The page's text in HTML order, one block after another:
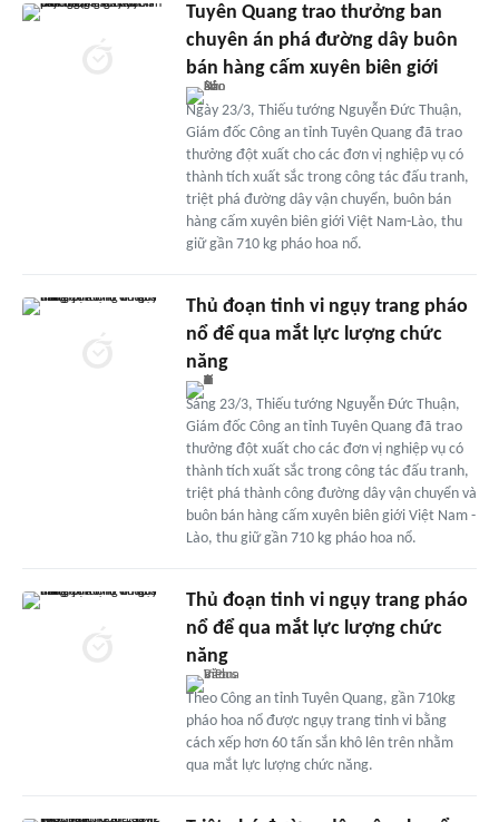
Tuyên Quang trao thưởng ban
chuyên án phá đường dây buôn
bán hàng cấm xuyên biên giới
Ngày 23/3, Thiếu tướng Nguyễn Đức Thuận,
Giám đốc Công an tỉnh Tuyên Quang đã trao
thưởng đột xuất cho các đơn vị nghiệp vụ có
thành tích xuất sắc trong công tác đấu tranh,
triệt phá đường dây vận chuyển, buôn bán
hàng cấm xuyên biên giới Việt Nam-Lào, thu
giữ gần 710 kg pháo hoa nổ.
Thủ đoạn tinh vi ngụy trang pháo
nổ để qua mắt lực lượng chức
năng
Sáng 23/3, Thiếu tướng Nguyễn Đức Thuận,
Giám đốc Công an tỉnh Tuyên Quang đã trao
thưởng đột xuất cho các đơn vị nghiệp vụ có
thành tích xuất sắc trong công tác đấu tranh,
triệt phá thành công đường dây vận chuyển và
buôn bán hàng cấm xuyên biên giới Việt Nam -
Lào, thu giữ gần 710 kg pháo hoa nổ.
Thủ đoạn tinh vi ngụy trang pháo
nổ để qua mắt lực lượng chức
năng
Theo Công an tỉnh Tuyên Quang, gần 710kg
pháo hoa nổ được ngụy trang tinh vi bằng
cách xếp hơn 60 tấn sắn khô lên trên nhằm
qua mắt lực lượng chức năng.